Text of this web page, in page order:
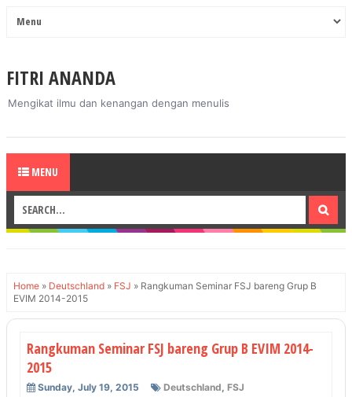
FITRI ANANDA
Mengikat ilmu dan kenangan dengan menulis
MENU
Home » Deutschland » FSJ » Rangkuman Seminar FSJ bareng Grup B
EVIM 2014-2015
Rangkuman Seminar FSJ bareng Grup B EVIM 2014-
2015
Sunday, July 19, 2015 Deutschland, FSJ